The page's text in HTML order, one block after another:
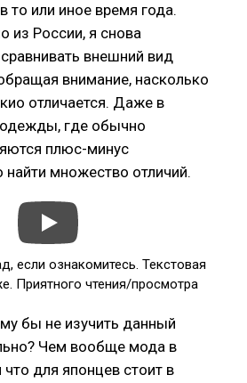
то или иное время года.
из России, я снова
внешний вид
внимание, насколько
отличается. Даже в
одежды, где обычно
плюс-минус
множество отличий.
если ознакомитесь. Текстовая
Приятного чтения/просмотра
бы не изучить данный
Чем вообще мода в
что для японцев стоит в